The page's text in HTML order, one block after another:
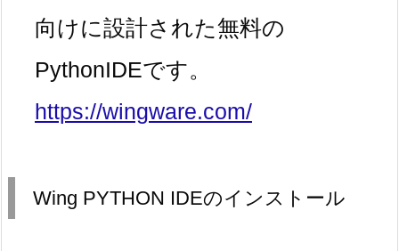
向けに設計された無料の
PythonIDEです。
https://wingware.com/
Wing PYTHON IDEのインストール